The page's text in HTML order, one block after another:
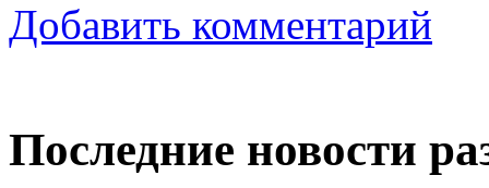
Добавить комментарий
Последние новости